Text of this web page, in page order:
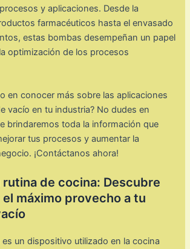
y aplicaciones. Desde la
farmacéuticos hasta el envasado
estas bombas desempeñan un papel
optimización de los procesos
en conocer más sobre las aplicaciones
vacío en tu industria? No dudes en
brindaremos toda la información que
tus procesos y aumentar la
¡Contáctanos ahora!
de cocina: Descubre
máximo provecho a tu
es un dispositivo utilizado en la cocina